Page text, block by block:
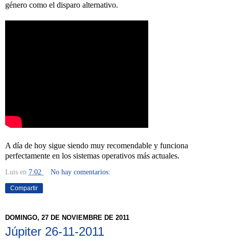
género como el disparo alternativo.
A día de hoy sigue siendo muy recomendable y funciona
perfectamente en los sistemas operativos más actuales.
Luis en 7:02 No hay comentarios:
Compartir
DOMINGO, 27 DE NOVIEMBRE DE 2011
Júpiter 26-11-2011